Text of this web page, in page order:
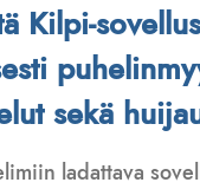
Kilpi-
sekä
ladattava